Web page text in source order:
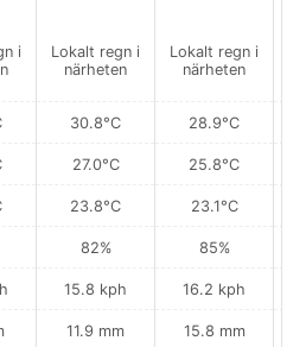
i
Lokalt regn i
närheten
30.8°C
27.0°C
23.8°C
82%
15.8 kph
11.9 mm
Lokalt regn i
närheten
28.9°C
25.8°C
23.1°C
85%
16.2 kph
15.8 mm